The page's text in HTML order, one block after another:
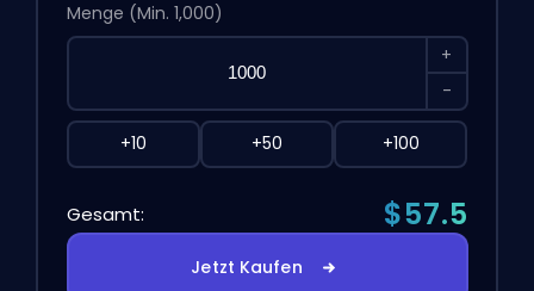
Menge (Min. 1,000)
+
-
+10 +50 +100
Gesamt: $57.5
Jetzt Kaufen